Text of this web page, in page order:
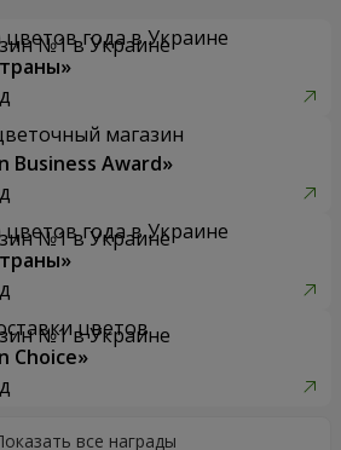
цветов года в Украине
магазин
Business Award»
цветов года в Украине
цветов
Choice»